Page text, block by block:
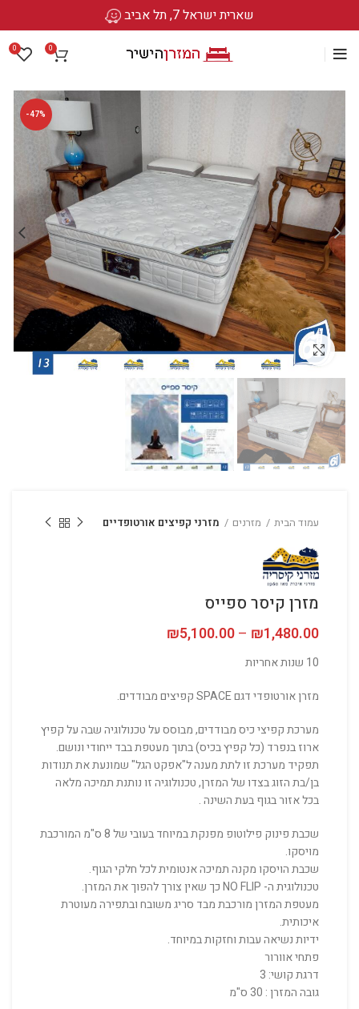
שארית ישראל 7, תל אביב
0
0
-47%
לחץ להגדלה
עמוד הבית מזרנים מזרני קפיצים אורטופדיים
מזרן קיסר ספייס
₪1,480.00
–
₪5,100.00
10 שנות אחריות
מזרן אורטופדי דגם SPACE קפיצים מבודדים.
מערכת קפיצי כיס מבודדים, מבוסס על טכנולוגיה שבה על קפיץ
ארוז בנפרד (כל קפיץ בכיס) בתוך מעטפת בבד ייחודי ונושם.
תפקיד מערכת זו לתת מענה ל"אפקט הגל" שמונעת את תנודות
בן/בת הזוג בצדו של המזרן, טכנולוגיה זו נותנת תמיכה מלאה
בכל אזור בגוף בעת השינה .
שכבת פינוק פילוטופ מפנקת במיוחד בעובי של 8 ס"מ המורכבת
מויסקו.
שכבת הויסקו מקנה תמיכה אנטומית לכל חלקי הגוף.
טכנולוגית ה- NO FLIP כך שאין צורך להפוך את המזרן.
מעטפת המזרן מורכבת מבד סריג משובח ובתפירה מעוטרת
איכותית.
ידיות נשיאה עבות וחזקות במיוחד.
פתחי אוורור
דרגת קושי: 3
גובה המזרן : 30 ס"מ